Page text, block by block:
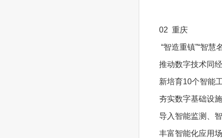
02 重庆
“智造重镇”“智慧
推动数字技术同
新培育10个智能
夯实数字基础设
导入智能监测、
丰富智能化应用